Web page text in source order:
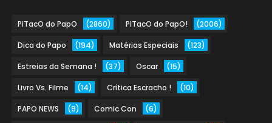
PiTacO do PapO (2860) PiTacO do PapO! (2006)
Dica do Papo (194) Matérias Especiais (123)
Estreias da Semana ! (37) Oscar (15)
Livro Vs. Filme (14) Crítica Escracho ! (10)
PAPO NEWS (9) Comic Con (6)